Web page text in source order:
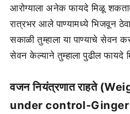
आरोग्याला अनेक फायदे मिळू
रात्रभर आले पाण्यामध्ये भिजवून
सकाळी तुम्हाला या पाण्याचे सेवन
सेवन केल्याने तुम्हाला पुढील फायदे
वजन नियंत्रणात राहते
under control-